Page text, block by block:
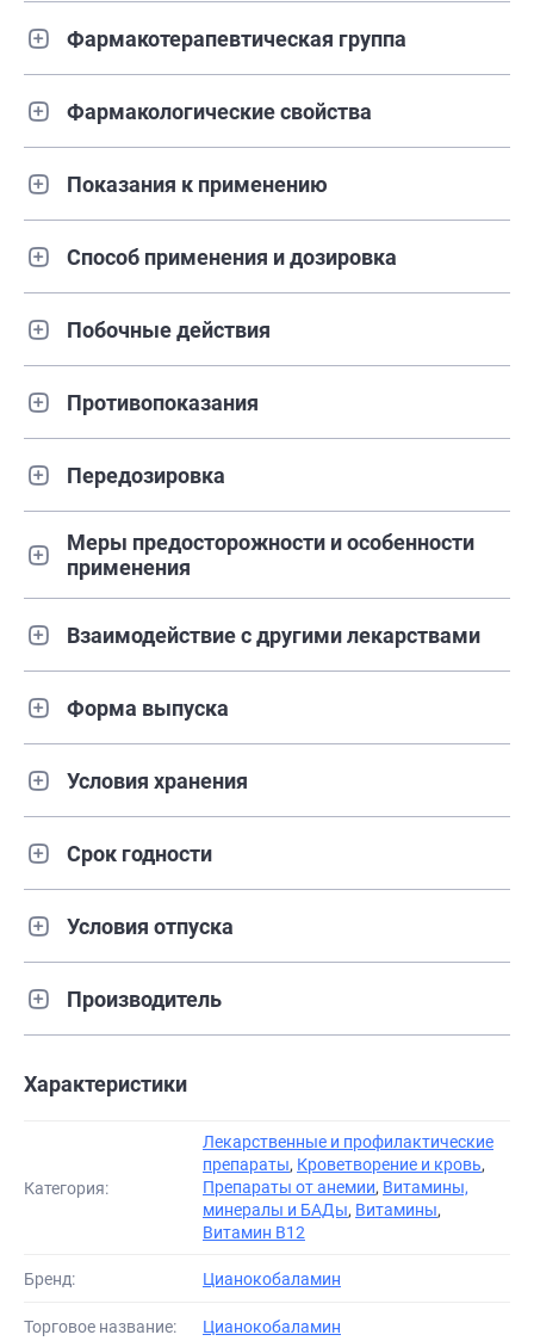
Фармакотерапевтическая группа
Фармакологические свойства
Показания к применению
Способ применения и дозировка
Побочные действия
Противопоказания
Передозировка
Меры предосторожности и особенности
применения
Взаимодействие с другими лекарствами
Форма выпуска
Условия хранения
Срок годности
Условия отпуска
Производитель
Характеристики
Категория:
Лекарственные и профилактические
препараты, Кроветворение и кровь,
Препараты от анемии, Витамины,
минералы и БАДы, Витамины,
Витамин В12
Бренд: Цианокобаламин
Торговое название: Цианокобаламин